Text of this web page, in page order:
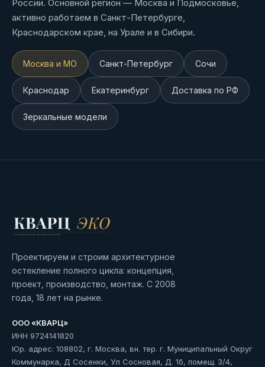
России. Основной регион — Москва и Подмосковье,
активно работаем в Санкт-Петербурге,
Краснодарском крае, на Урале и в Сибири.
Москва и МО Санкт-Петербург Сочи
Краснодар Екатеринбург Доставка по РФ
Зеркальные модели
Проектируем и строим архитектурное
остекление полного цикла: концепция,
проект, производство, монтаж. С 2008
года, 18 лет на рынке.
ООО «КВАРЦ»
ИНН 9724141820
Юр. адрес: 108802, г. Москва, вн. тер. г. Муниципальный Округ
Коммунарка, Д Сосенки, Ул Сосновая, Д. 1б, помещ. 3/4,